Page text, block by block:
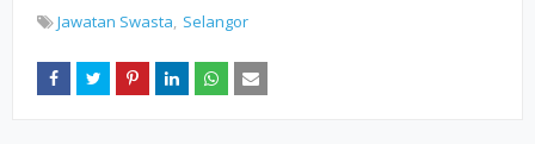
Jawatan Swasta Selangor